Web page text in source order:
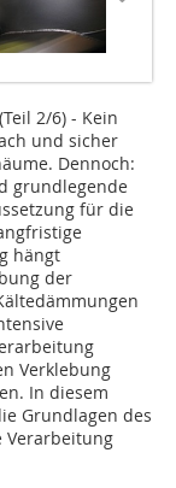
2/6) - Kein
und sicher
Dennoch:
grundlegende
für die
hängt
der
Verklebung
In diesem
Grundlagen des
Verarbeitung